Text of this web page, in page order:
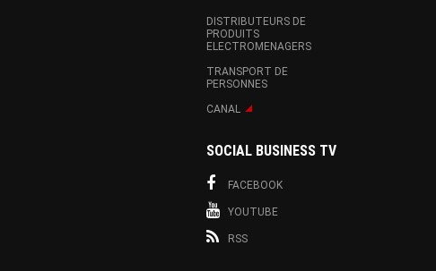
DISTRIBUTEURS DE
PRODUITS
ELECTROMENAGERS
TRANSPORT DE
PERSONNES
CANAL
SOCIAL BUSINESS TV
FACEBOOK
YOUTUBE
RSS